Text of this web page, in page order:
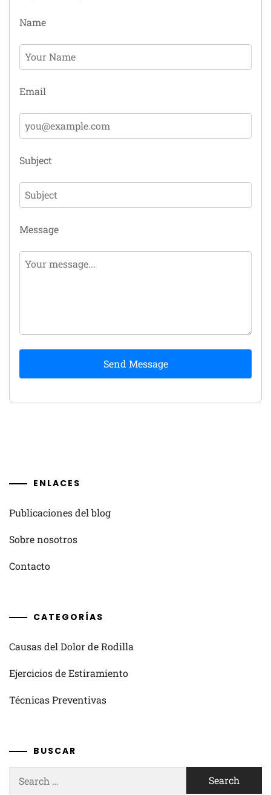
Name
Email
Subject
Message
Send Message
ENLACES
Publicaciones del blog
Sobre nosotros
Contacto
CATEGORÍAS
Causas del Dolor de Rodilla
Ejercicios de Estiramiento
Técnicas Preventivas
BUSCAR
for: